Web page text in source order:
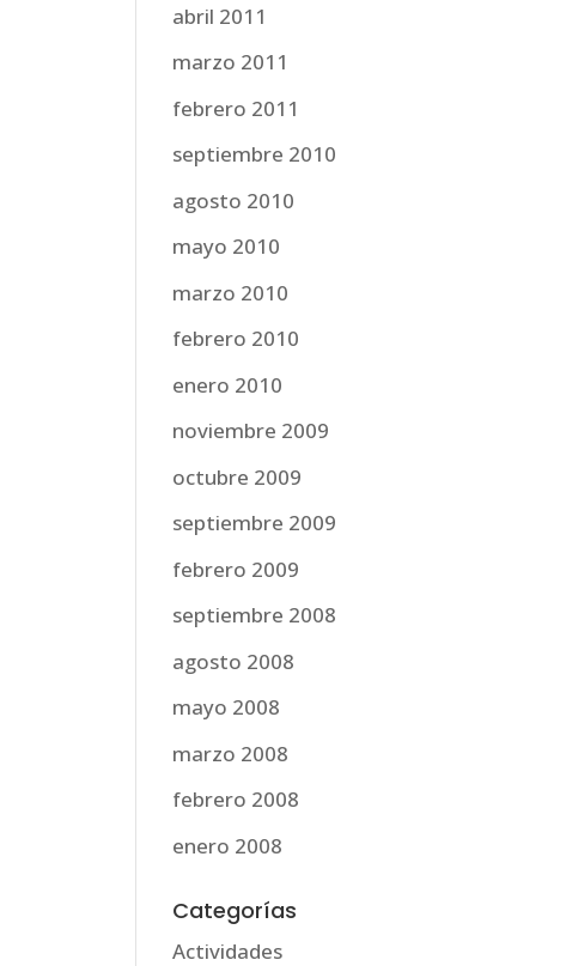
abril 2011
marzo 2011
febrero 2011
septiembre 2010
agosto 2010
mayo 2010
marzo 2010
febrero 2010
enero 2010
noviembre 2009
octubre 2009
septiembre 2009
febrero 2009
septiembre 2008
agosto 2008
mayo 2008
marzo 2008
febrero 2008
enero 2008
Categorías
Actividades